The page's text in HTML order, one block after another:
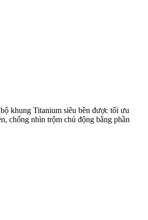
khung Titanium siêu bền được tối ưu
chống nhìn trộm chủ động bằng phần